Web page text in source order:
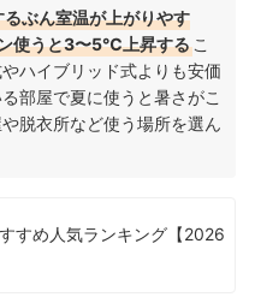
ぶん室温が上がりやす
使うと3〜5℃上昇する こ
ハイブリッド式よりも安価
部屋で夏に使うと暑さがこ
脱衣所など使う場所を選ん
すめ人気ランキング【2026